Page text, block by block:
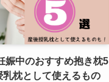
娠中のおすすめ抱き枕5
乳枕として使えるもの